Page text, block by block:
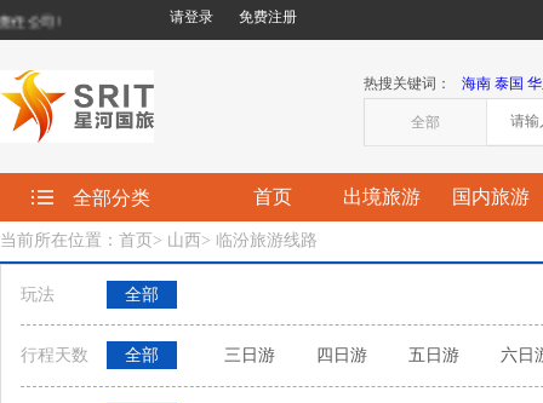
公司! 请登录 免费注册
热搜关键词： 海南 泰国
全部
全部分类 首页 出境旅游 国内旅游
当前所在位置：首页 > 山西 > 临汾旅游线路
玩法 全部
行程天数 全部 三日游 四日游 五日游 六日